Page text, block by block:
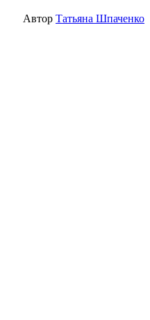
Автор Татьяна Шпаченко